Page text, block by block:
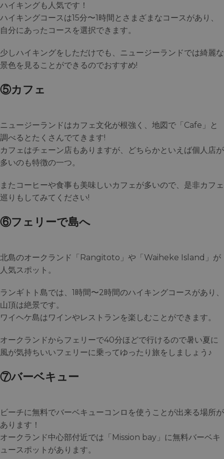
ハイキングも人気です！
ハイキングコースは15分〜1時間とさまざまなコースがあり、
自分にあったコースを選択できます。
少しハイキングをしただけでも、ニュージーランドでは綺麗な
景色を見ることができるのでおすすめ!
⑤カフェ
ニュージーランドはカフェ文化が根強く、地図で「Cafe」と
調べるとたくさんでてきます!
カフェはチェーン店もありますが、どちらかといえば個人店が
多いのも特徴の一つ。
またコーヒーや食事も美味しいカフェが多いので、是非カフェ
巡りもしてみてください!
⑥フェリーで島へ
北島のオークランド「Rangitoto」や「Waiheke Island」が
人気スポット。
ランギトト島では、1時間〜2時間のハイキングコースがあり、
山頂は絶景です。
ワイヘケ島はワインやレストランを楽しむことができます。
オークランドからフェリーで40分ほどで行けるので暑い夏に
風が気持ちいいフェリーに乗ってゆったり旅をしましょう♪
⑦バーベキュー
ビーチに無料でバーベキューコンロを使うことが出来る場所が
あります！
オークランド中心部付近では「Mission bay」に無料バーベキ
ュースポットがあります。